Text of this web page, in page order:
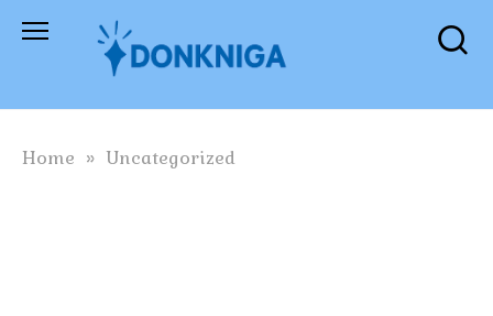
Skip
Home » Uncategorized